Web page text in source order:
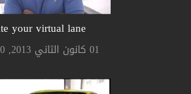
your virtual lane
01 كانون الثاني 2013, 12:00 ص